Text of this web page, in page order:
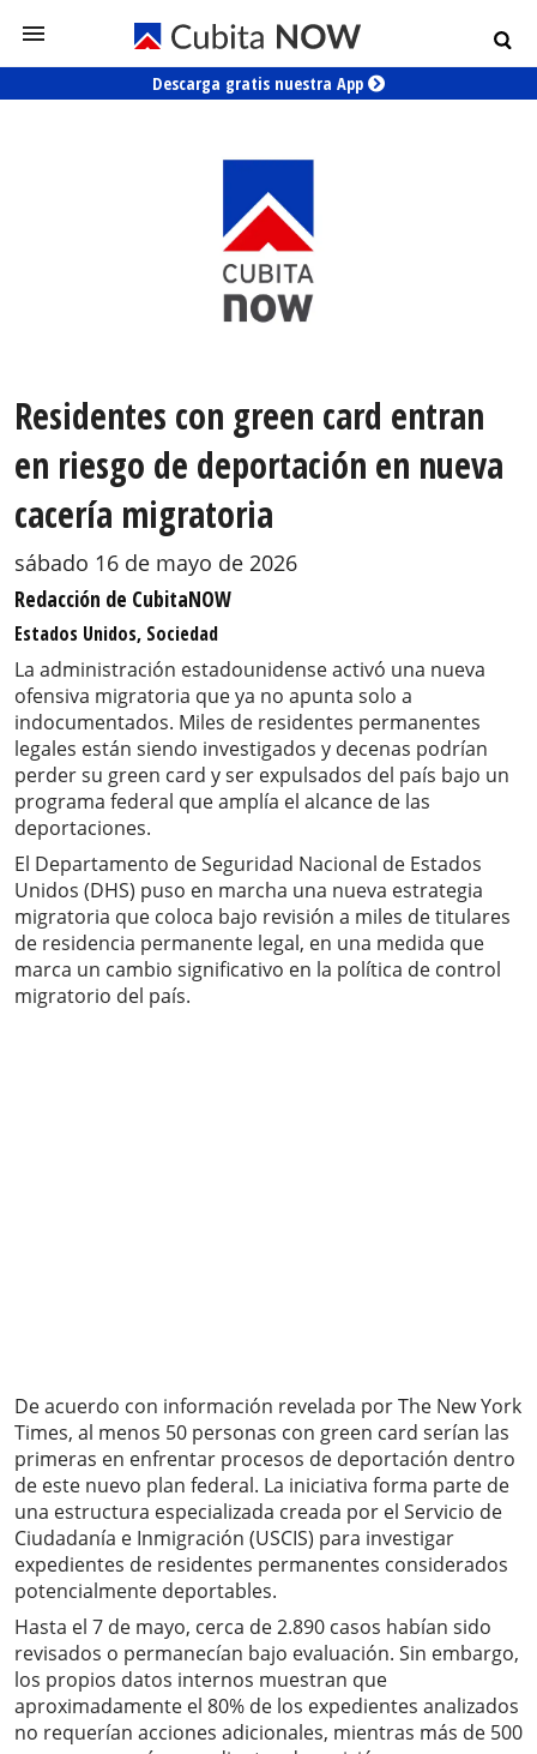
Descarga gratis nuestra App
Residentes con green card entran
en riesgo de deportación en nueva
cacería migratoria
sábado 16 de mayo de 2026
Redacción de CubitaNOW
Estados Unidos, Sociedad
La administración estadounidense activó una nueva
ofensiva migratoria que ya no apunta solo a
indocumentados. Miles de residentes permanentes
legales están siendo investigados y decenas podrían
perder su green card y ser expulsados del país bajo un
programa federal que amplía el alcance de las
deportaciones.
El Departamento de Seguridad Nacional de Estados
Unidos (DHS) puso en marcha una nueva estrategia
migratoria que coloca bajo revisión a miles de titulares
de residencia permanente legal, en una medida que
marca un cambio significativo en la política de control
migratorio del país.
De acuerdo con información revelada por The New York
Times, al menos 50 personas con green card serían las
primeras en enfrentar procesos de deportación dentro
de este nuevo plan federal. La iniciativa forma parte de
una estructura especializada creada por el Servicio de
Ciudadanía e Inmigración (USCIS) para investigar
expedientes de residentes permanentes considerados
potencialmente deportables.
Hasta el 7 de mayo, cerca de 2.890 casos habían sido
revisados o permanecían bajo evaluación. Sin embargo,
los propios datos internos muestran que
aproximadamente el 80% de los expedientes analizados
no requerían acciones adicionales, mientras más de 500